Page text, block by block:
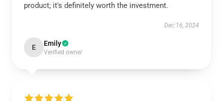
product; it's definitely worth the investment.
Dec 16, 2024
E Emily
Verified owner